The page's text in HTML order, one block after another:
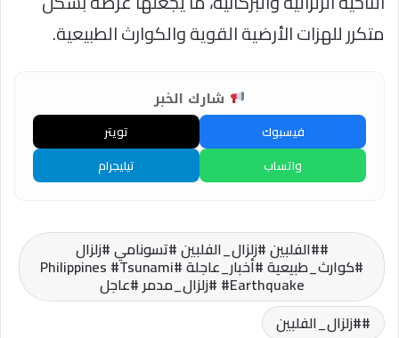
متكرر للهزات الأرضية القوية والكوارث الطبيعية.
شارك الخبر
فيسبوك
تويتر
واتساب
تيليجرام
#الفلبين #زلزال_الفلبين #تسونامي #زلزال
#كوارث_طبيعية #أخبار_عاجلة #Philippines #Tsunami
#Earthquake #زلزال_مدمر #عاجل
#زلزال_الفلبين